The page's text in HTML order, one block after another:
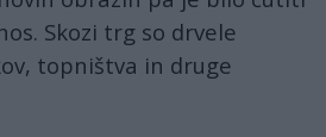
Skozi trg so drvele
topništva in druge